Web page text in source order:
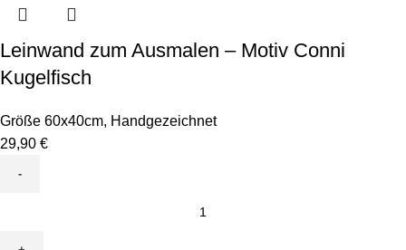
Leinwand zum Ausmalen – Motiv Conni
Kugelfisch
Größe 60x40cm, Handgezeichnet
29,90 €